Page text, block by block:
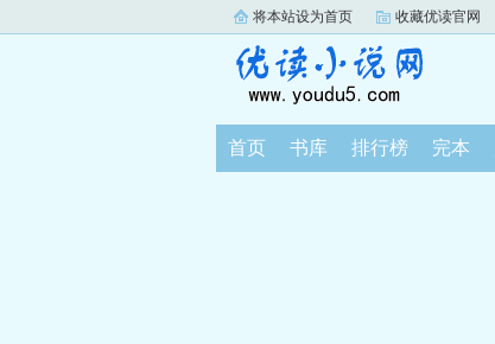
将本站设为首页 收藏优读官网
首页 书库 排行榜 完本